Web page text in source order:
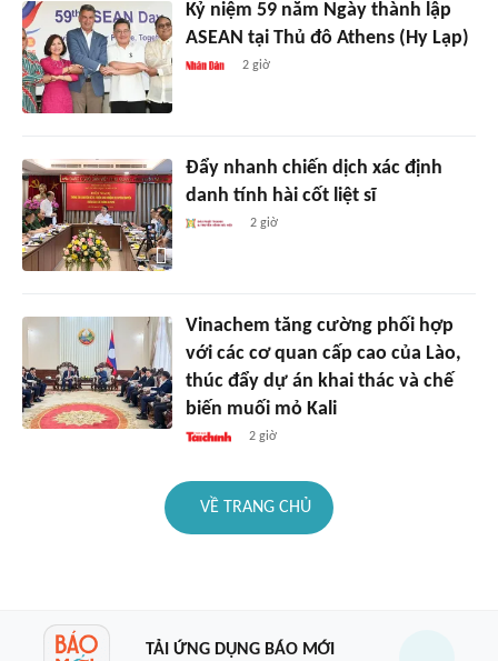
Kỷ niệm 59 năm Ngày thành lập
ASEAN tại Thủ đô Athens (Hy Lạp)
2 giờ
Đẩy nhanh chiến dịch xác định
danh tính hài cốt liệt sĩ
2 giờ
Vinachem tăng cường phối hợp
với các cơ quan cấp cao của Lào,
thúc đẩy dự án khai thác và chế
biến muối mỏ Kali
2 giờ
VỀ TRANG CHỦ
TẢI ỨNG DỤNG BÁO MỚI